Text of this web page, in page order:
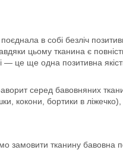
в собі безліч
цьому тканина є
це ще одна позитивна
серед бавовняних
кокони, бортики в
тканину бавовна